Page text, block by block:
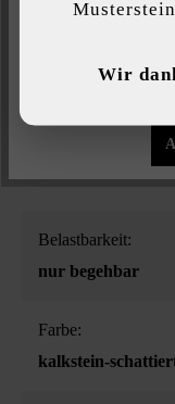
Die Blockstufe
Treppen aufgrund
Belastbarkeit:
nur begehbar
Farbe:
kalkstein-
Wir